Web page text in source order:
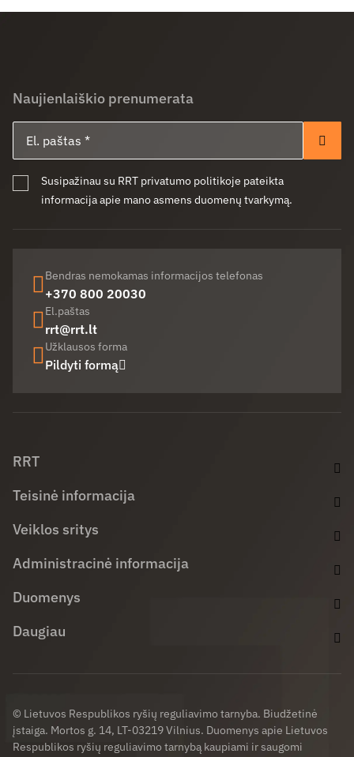
Naujienlaiškio prenumerata
Susipažinau su RRT privatumo politikoje pateikta
informacija apie mano asmens duomenų tvarkymą.
Bendras nemokamas informacijos telefonas
+370 800 20030
El.paštas
rrt@rrt.lt
Užklausos forma
Pildyti formą
RRT
Teisinė informacija
Veiklos sritys
Administracinė informacija
Duomenys
Daugiau
© Lietuvos Respublikos ryšių reguliavimo tarnyba. Biudžetinė
įstaiga. Mortos g. 14, LT-03219 Vilnius. Duomenys apie Lietuvos
Respublikos ryšių reguliavimo tarnybą kaupiami ir saugomi